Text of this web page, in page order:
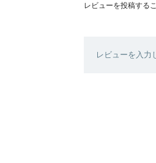
レビューを投稿する
レビューを入力